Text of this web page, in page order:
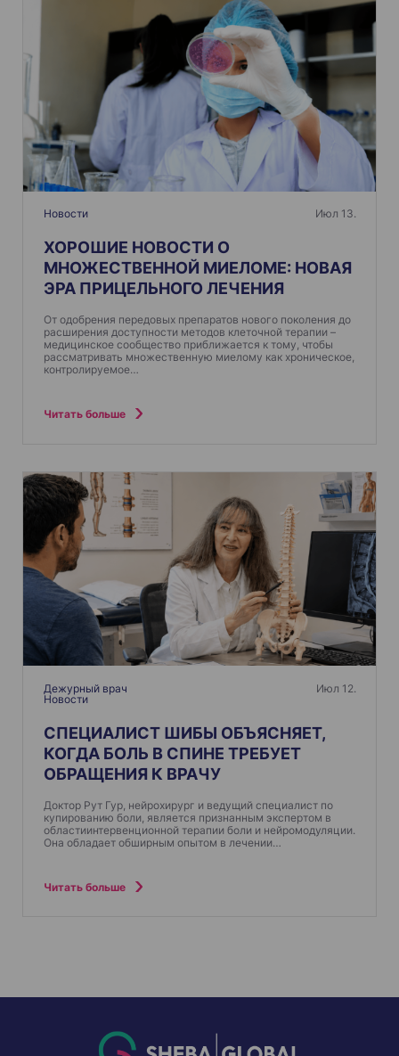
Новости Июл 13.
ХОРОШИЕ НОВОСТИ О
МНОЖЕСТВЕННОЙ МИЕЛОМЕ: НОВАЯ
ЭРА ПРИЦЕЛЬНОГО ЛЕЧЕНИЯ
От одобрения передовых препаратов нового поколения до
расширения доступности методов клеточной терапии –
медицинское сообщество приближается к тому, чтобы
рассматривать множественную миелому как хроническое,
контролируемое…
Читать больше
Дежурный врач
Новости
Июл 12.
СПЕЦИАЛИСТ ШИБЫ ОБЪЯСНЯЕТ,
КОГДА БОЛЬ В СПИНЕ ТРЕБУЕТ
ОБРАЩЕНИЯ К ВРАЧУ
Доктор Рут Гур, нейрохирург и ведущий специалист по
купированию боли, является признанным экспертом в
областиинтервенционной терапии боли и нейромодуляции.
Она обладает обширным опытом в лечении…
Читать больше